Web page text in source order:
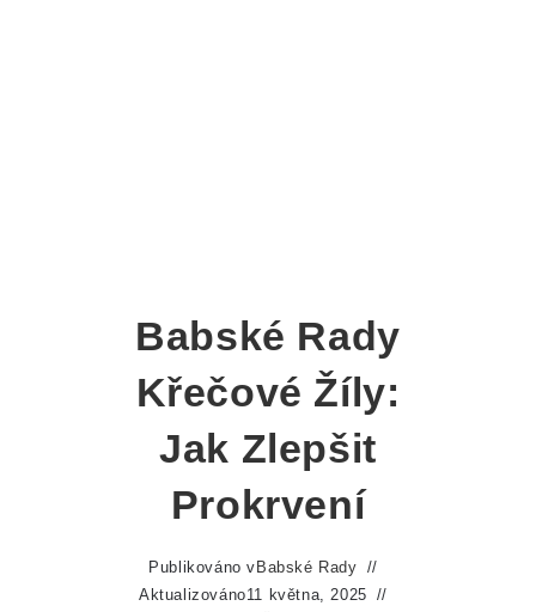
Babské Rady
Křečové Žíly:
Jak Zlepšit
Prokrvení
Publikováno v Babské Rady
Aktualizováno11 května, 2025